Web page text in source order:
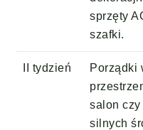
sprzęty
szafki.
II tydzień
Porządki
salon
silnych